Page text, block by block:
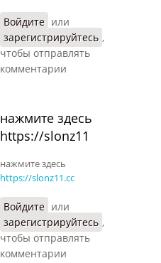
Войдите или
зарегистрируйтесь ,
чтобы отправлять
комментарии
нажмите здесь
https://slonz11
нажмите здесь
https://slonz11.cc
Войдите или
зарегистрируйтесь ,
чтобы отправлять
комментарии